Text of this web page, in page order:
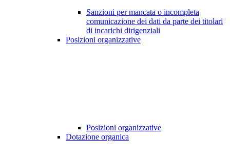
Sanzioni per mancata o incompleta
comunicazione dei dati da parte dei titolari
di incarichi dirigenziali
Posizioni organizzative
Posizioni organizzative
Dotazione organica